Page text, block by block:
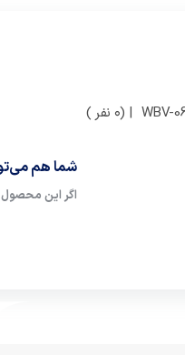
| (0 نفر )
شما هم
اگر این محصول